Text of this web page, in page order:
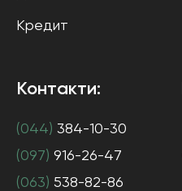
Кредит
Контакти:
(044) 384-10-30
(097) 916-26-47
(063) 538-82-86